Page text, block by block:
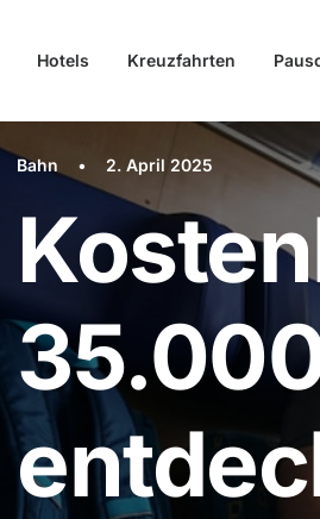
Hotels Kreuzfahrten
Bahn • 2. April 2025